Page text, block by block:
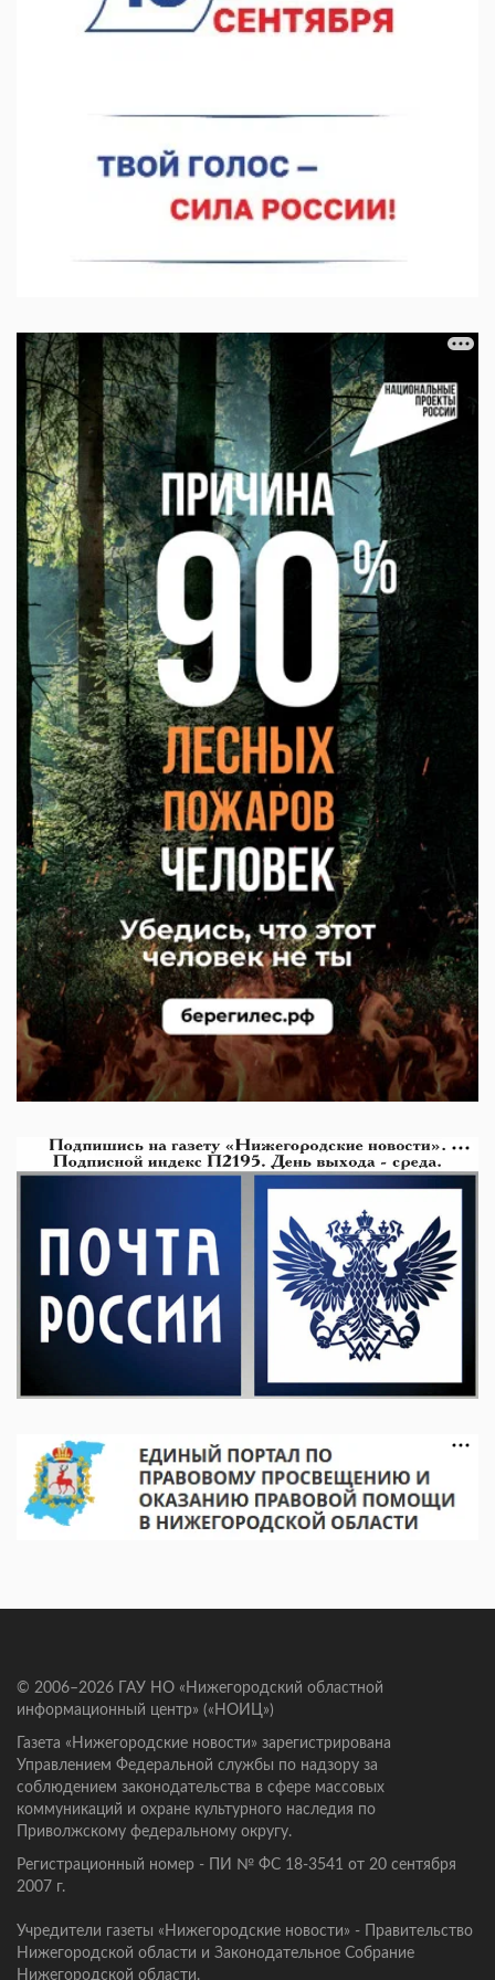
© 2006–2026 ГАУ НО «Нижегородский областной
информационный центр» («НОИЦ»)
Газета «Нижегородские новости» зарегистрирована
Управлением Федеральной службы по надзору за
соблюдением законодательства в сфере массовых
коммуникаций и охране культурного наследия по
Приволжскому федеральному округу.
Регистрационный номер - ПИ № ФС 18-3541 от 20 сентября
2007 г.
Учредители газеты «Нижегородские новости» - Правительство
Нижегородской области и Законодательное Собрание
Нижегородской области.